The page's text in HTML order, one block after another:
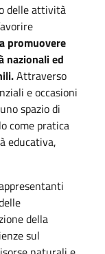
delle attività
promuovere
nazionali ed
Attraverso
e occasioni
spazio di
come pratica
educativa,
della
sul